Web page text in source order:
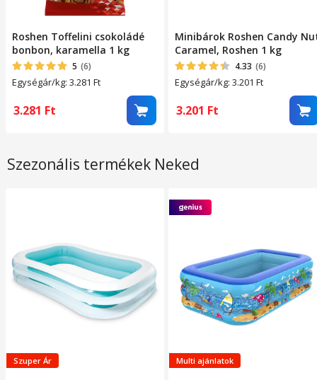
Roshen Toffelini csokoládé
bonbon, karamella 1 kg
5 (6)
Egységár/kg: 3.281 Ft
3.281 Ft
Minibárok Roshen Candy
Caramel, Roshen 1 kg
4.33 (6)
Egységár/kg: 3.201 Ft
3.201 Ft
Szezonális termékek Neked
Szuper Ár Multi ajánlatok